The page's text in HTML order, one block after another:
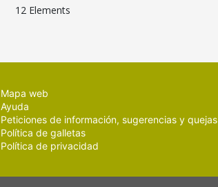
12 Elements
Mapa web
Ayuda
Peticiones de información, sugerencias y quejas
Política de galletas
Política de privacidad